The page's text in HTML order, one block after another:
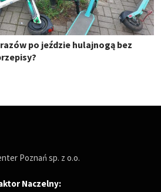
po jeździe hulajnogą bez
Poznań sp. z o.o.
Naczelny: